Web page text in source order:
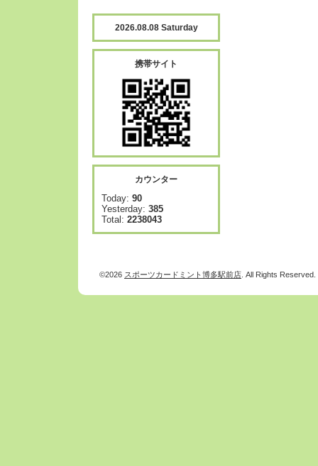
2026.08.08 Saturday
携帯サイト
カウンター
Today: 90
Yesterday: 385
Total: 2238043
©2026 スポーツカードミント博多駅前店 . All Rights Reserved.